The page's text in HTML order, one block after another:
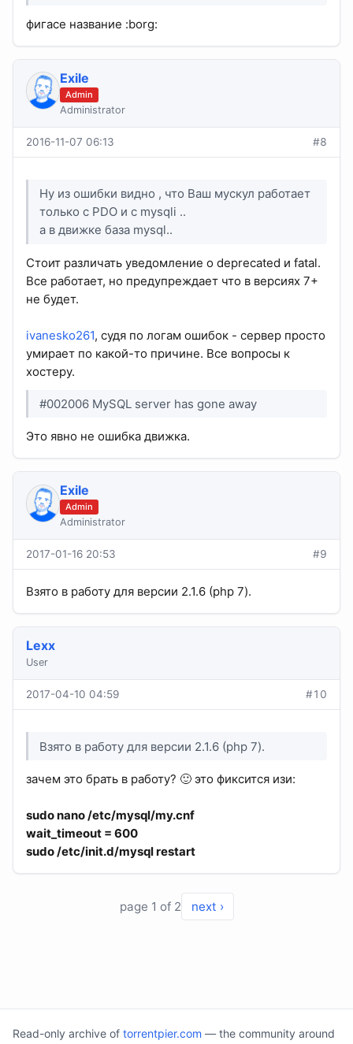
фигасе название :borg:
Exile
Admin
Administrator
2016-11-07 06:13 #8
Ну из ошибки видно , что Ваш мускул работает
только с PDO и с mysqli ..
а в движке база mysql..
Стоит различать уведомление о deprecated и fatal.
Все работает, но предупреждает что в версиях 7+
не будет.
ivanesko261, судя по логам ошибок - сервер просто
умирает по какой-то причине. Все вопросы к
хостеру.
#002006 MySQL server has gone away
Это явно не ошибка движка.
Exile
Admin
Administrator
2017-01-16 20:53 #9
Взято в работу для версии 2.1.6 (php 7).
Lexx
User
2017-04-10 04:59 #10
Взято в работу для версии 2.1.6 (php 7).
зачем это брать в работу? 🙂 это фиксится изи:
sudo nano /etc/mysql/my.cnf
wait_timeout = 600
sudo /etc/init.d/mysql restart
page 1 of 2 next ›
Read-only archive of torrentpier.com — the community around